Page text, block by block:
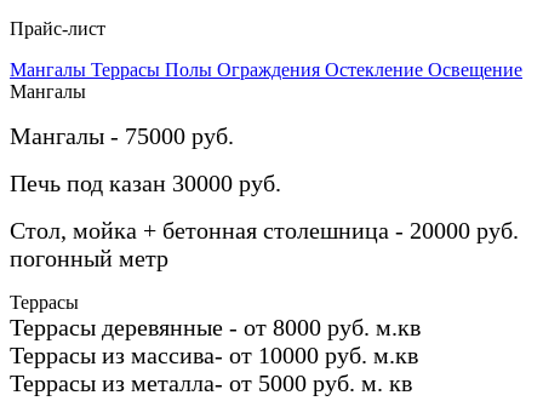
Прайс-лист
Мангалы Террасы Полы Ограждения Остекление Освещение
Мангалы
Мангалы - 75000 руб.
Печь под казан 30000 руб.
Стол, мойка + бетонная столешница - 20000 руб.
погонный метр
Террасы
Террасы деревянные - от 8000 руб. м.кв
Террасы из массива- от 10000 руб. м.кв
Террасы из металла- от 5000 руб. м. кв